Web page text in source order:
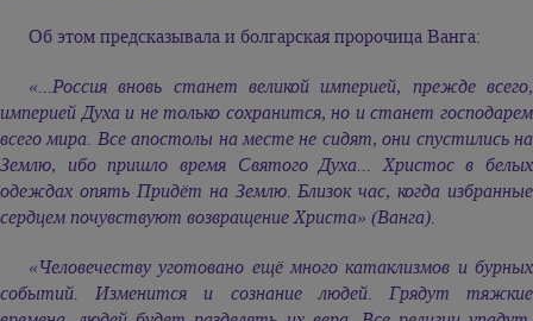
Об этом предсказывала и болгарская пророчица Ванга:
«...Россия вновь станет великой империей, прежде всего,
империей Духа и не только сохранится, но и станет господарем
всего мира. Все апостолы на месте не сидят, они спустились на
Землю, ибо пришло время Святого Духа... Христос в белых
одеждах опять Придёт на Землю. Близок час, когда избранные
сердцем почувствуют возвращение Христа» (Ванга).
«Человечеству уготовано ещё много катаклизмов и бурных
событий. Изменится и сознание людей. Грядут тяжкие